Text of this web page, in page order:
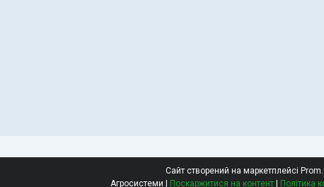
Сайт створений на маркетплейсі
Агросистеми | Поскаржитися на контент | Політика